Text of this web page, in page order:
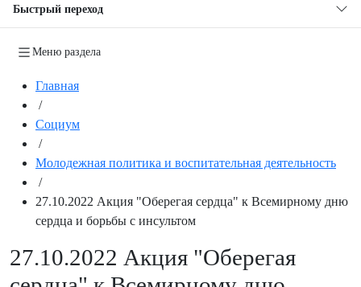
Быстрый переход
Меню раздела
Главная
/
Социум
/
Молодежная политика и воспитательная деятельность
/
27.10.2022 Акция "Оберегая сердца" к Всемирному дню
сердца и борьбы с инсультом
27.10.2022 Акция "Оберегая